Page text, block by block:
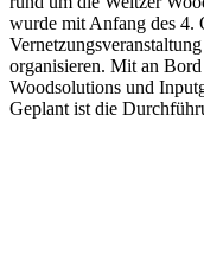
wurde mit Anfang des 4.
organisieren. Mit an
Woodsolutions und
Geplant ist die